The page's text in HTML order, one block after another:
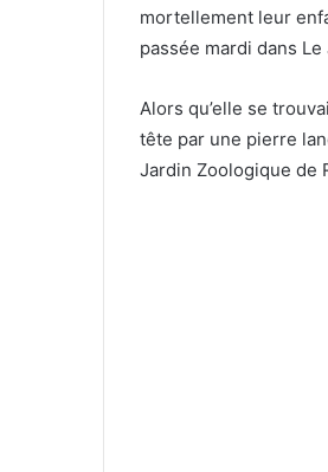
mortellement leur
passée mardi dans
Alors qu’elle se
tête par une pierre
Jardin Zoologique de